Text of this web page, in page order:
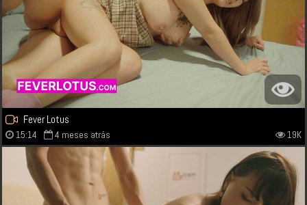
Fever Lotus
15:14 4 meses atrás 19K